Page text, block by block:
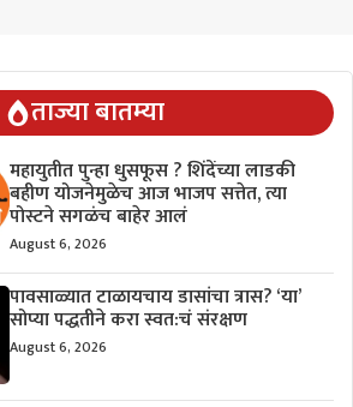
ताज्या बातम्या
महायुतीत पुन्हा धुसफूस ? शिंदेंच्या लाडकी
बहीण योजनेमुळेच आज भाजप सत्तेत, त्या
पोस्टने सगळंच बाहेर आलं
August 6, 2026
पावसाळ्यात टाळायचाय डासांचा त्रास? ‘या’
सोप्या पद्धतीने करा स्वत:चं संरक्षण
August 6, 2026